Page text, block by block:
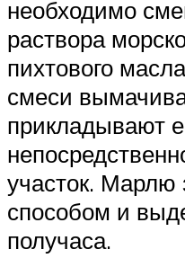
необходимо
раствора
пихтового
смеси
прикладывают
участок.
способом и
получаса.